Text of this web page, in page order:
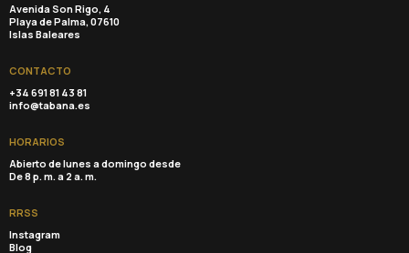
Avenida Son Rigo, 4
Playa de Palma, 07610
Islas Baleares
CONTACTO
+34 691 81 43 81
info@tabana.es
HORARIOS
Abierto de lunes a domingo desde
De 8 p. m. a 2 a. m.
RRSS
Instagram
Blog